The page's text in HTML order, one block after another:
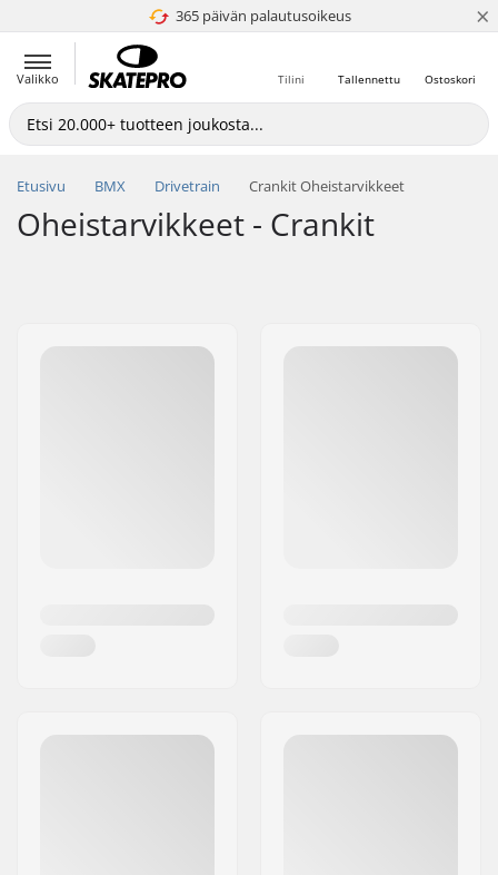
365 päivän palautusoikeus
4.8 / 5 ×
Valikko Ostoskori
Tallennettu
Tilini
Etusivu BMX Drivetrain Crankit Oheistarvikkeet
Oheistarvikkeet - Crankit